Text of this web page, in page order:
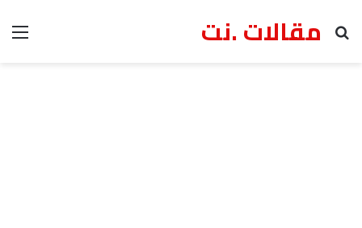
مقالات .نت
بحث عن